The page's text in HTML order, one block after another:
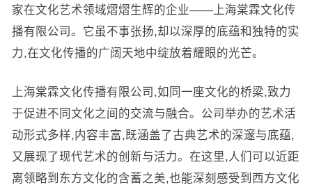
家在文化艺术领域熠熠生辉的企业——上海棠霖文化传
播有限公司。它虽不事张扬,却以深厚的底蕴和独特的实
力,在文化传播的广阔天地中绽放着耀眼的光芒。
上海棠霖文化传播有限公司,如同一座文化的桥梁,致力
于促进不同文化之间的交流与融合。公司举办的艺术活
动形式多样,内容丰富,既涵盖了古典艺术的深邃与底蕴,
又展现了现代艺术的创新与活力。在这里,人们可以近距
离领略到东方文化的含蓄之美,也能深刻感受到西方文化